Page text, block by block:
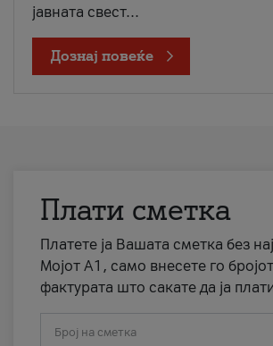
јавната свест...
Дознај повеќе
Плати сметка
Платете ја Вашата сметка без
Мојот А1, само внесете го
фактурата што сакате да ја
Број на сметка